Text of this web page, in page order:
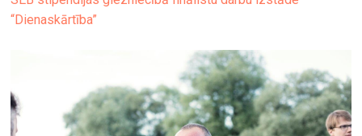
“Dienaskārtība”